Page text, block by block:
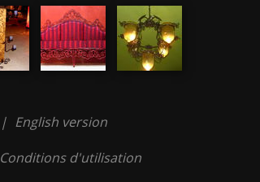
| English version
Conditions d'utilisation